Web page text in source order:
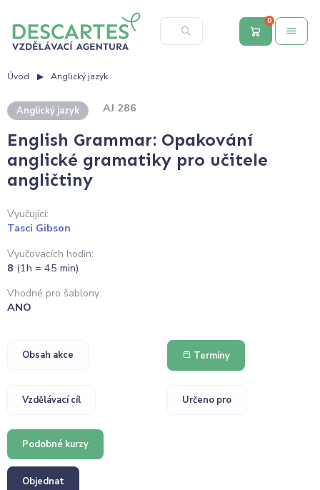
0
Úvod Anglický jazyk
Anglický jazyk AJ 286
English Grammar: Opakování
anglické gramatiky pro učitele
angličtiny
Vyučující:
Tasci Gibson
Vyučovacích hodin:
8 (1h = 45 min)
Vhodné pro šablony:
ANO
Obsah akce Termíny
Vzdělávací cíl Určeno pro
Podobné kurzy
Objednat